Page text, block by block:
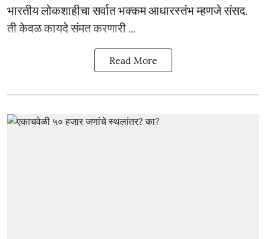
भारतीय लोकशाहीचा सर्वात भक्कम आधारस्तंभ म्हणजे संसद.
ती केवळ कायदे संमत करणारी ...
Read More